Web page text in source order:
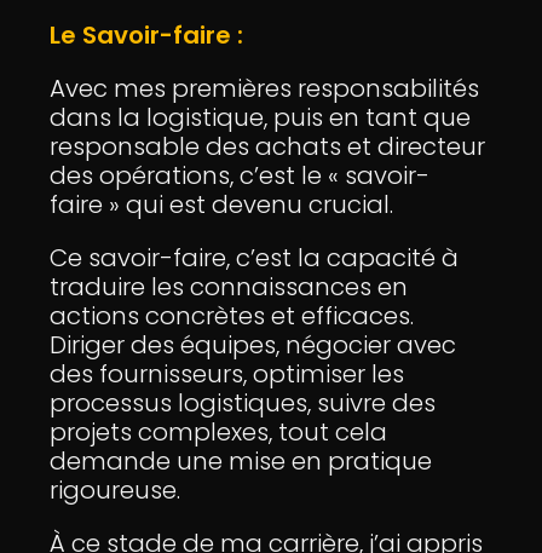
Le Savoir-faire :
Avec mes premières responsabilités
dans la logistique, puis en tant que
responsable des achats et directeur
des opérations, c’est le « savoir-
faire » qui est devenu crucial.
Ce savoir-faire, c’est la capacité à
traduire les connaissances en
actions concrètes et efficaces.
Diriger des équipes, négocier avec
des fournisseurs, optimiser les
processus logistiques, suivre des
projets complexes, tout cela
demande une mise en pratique
rigoureuse.
À ce stade de ma carrière, j’ai appris